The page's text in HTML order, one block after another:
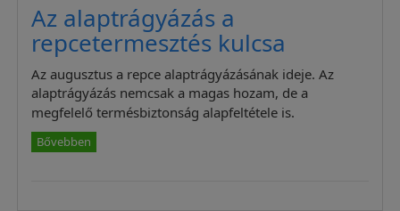
Az alaptrágyázás a
repcetermesztés kulcsa
Az augusztus a repce alaptrágyázásának ideje. Az
alaptrágyázás nemcsak a magas hozam, de a
megfelelő termésbiztonság alapfeltétele is.
Bővebben